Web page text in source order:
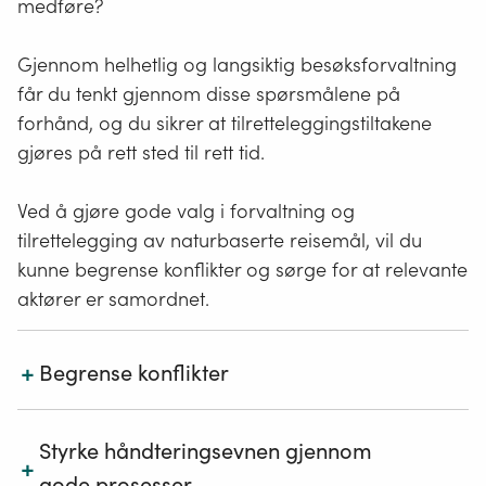
medføre?
Gjennom helhetlig og langsiktig besøksforvaltning
får du tenkt gjennom disse spørsmålene på
forhånd, og du sikrer at tilretteleggingstiltakene
gjøres på rett sted til rett tid.
Ved å gjøre gode valg i forvaltning og
tilrettelegging av naturbaserte reisemål, vil du
kunne begrense konflikter og sørge for at relevante
aktører er samordnet.
+ Begrense konflikter
Interessen for bruk av natur til ferie og fritid har økt
betydelig de siste årene. Internasjonale
+ Styrke håndteringsevnen gjennom